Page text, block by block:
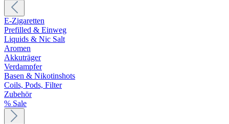
E-Zigaretten
Prefilled & Einweg
Liquids & Nic Salt
Aromen
Akkuträger
Verdampfer
Basen & Nikotinshots
Coils, Pods, Filter
Zubehör
% Sale